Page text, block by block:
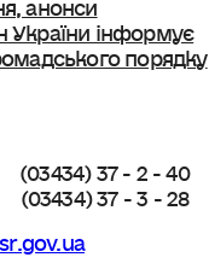
інформує
порядку
(03434) 37 - 2 - 40
(03434) 37 - 3 - 28